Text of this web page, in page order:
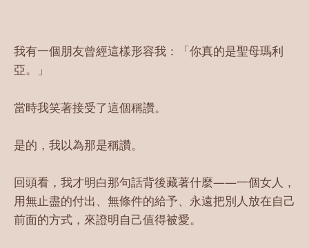
我有一個朋友曾經這樣形容我：「你真的是聖母瑪利
亞。」
當時我笑著接受了這個稱讚。
是的，我以為那是稱讚。
回頭看，我才明白那句話背後藏著什麼——一個女人，
用無止盡的付出、無條件的給予、永遠把別人放在自己
前面的方式，來證明自己值得被愛。